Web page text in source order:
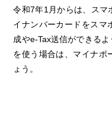
令和7年1月からは、スマ
イナンバーカードをスマ
成やe-Tax送信ができる
を使う場合は、マイナポ
ょう。